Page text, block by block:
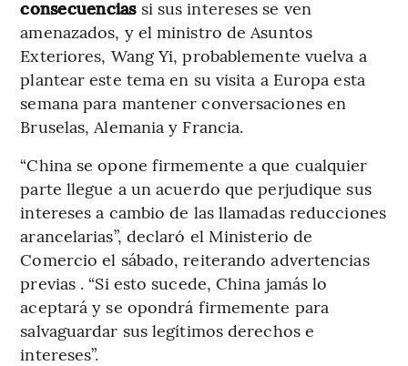
consecuenciassi sus intereses se ven
amenazados, y el ministro de Asuntos
Exteriores, Wang Yi, probablemente vuelva a
plantear este tema en su visita a Europa esta
semana para mantener conversaciones en
Bruselas, Alemania y Francia.
“China se opone firmemente a que cualquier
parte llegue a un acuerdo que perjudique sus
intereses a cambio de las llamadas reducciones
arancelarias”, declaró el Ministerio de
Comercio el sábado, reiterando advertencias
previas . “Si esto sucede, China jamás lo
aceptará y se opondrá firmemente para
salvaguardar sus legítimos derechos e
intereses”.